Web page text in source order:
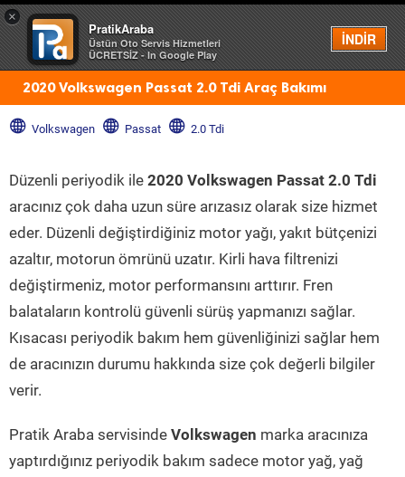
×
PratikAraba
Üstün Oto Servis Hizmetleri
ÜCRETSİZ - In Google Play
İNDİR
Menü
2020 Volkswagen Passat 2.0 Tdi Araç Bakımı
Volkswagen Passat 2.0 Tdi
Düzenli periyodik ile 2020 Volkswagen Passat 2.0 Tdi
aracınız çok daha uzun süre arızasız olarak size hizmet
eder. Düzenli değiştirdiğiniz motor yağı, yakıt bütçenizi
azaltır, motorun ömrünü uzatır. Kirli hava filtrenizi
değiştirmeniz, motor performansını arttırır. Fren
balataların kontrolü güvenli sürüş yapmanızı sağlar.
Kısacası periyodik bakım hem güvenliğinizi sağlar hem
de aracınızın durumu hakkında size çok değerli bilgiler
verir.
Pratik Araba servisinde Volkswagen marka aracınıza
yaptırdığınız periyodik bakım sadece motor yağ, yağ